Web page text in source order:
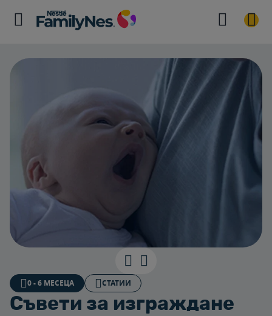
0 - 6 MЕСЕЦА СТАТИИ
Съвети за изграждане